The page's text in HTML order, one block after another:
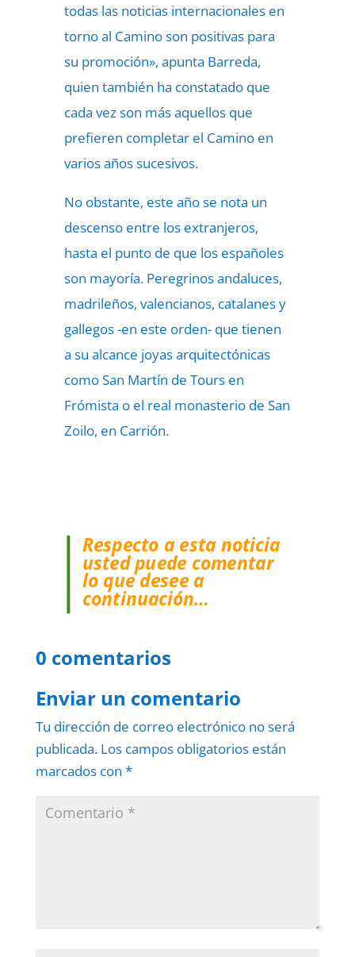
todas las noticias internacionales en
torno al Camino son positivas para
su promoción», apunta Barreda,
quien también ha constatado que
cada vez son más aquellos que
prefieren completar el Camino en
varios años sucesivos.
No obstante, este año se nota un
descenso entre los extranjeros,
hasta el punto de que los españoles
son mayoría. Peregrinos andaluces,
madrileños, valencianos, catalanes y
gallegos -en este orden- que tienen
a su alcance joyas arquitectónicas
como San Martín de Tours en
Frómista o el real monasterio de San
Zoilo, en Carrión.
Respecto a esta noticia
usted puede comentar
lo que desee a
continuación…
0 comentarios
Enviar un comentario
Tu dirección de correo electrónico no será
publicada. Los campos obligatorios están
marcados con *